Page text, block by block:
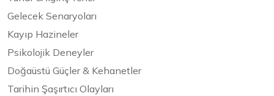
Gelecek Senaryoları
Kayıp Hazineler
Psikolojik Deneyler
Doğaüstü Güçler & Kehanetler
Tarihin Şaşırtıcı Olayları